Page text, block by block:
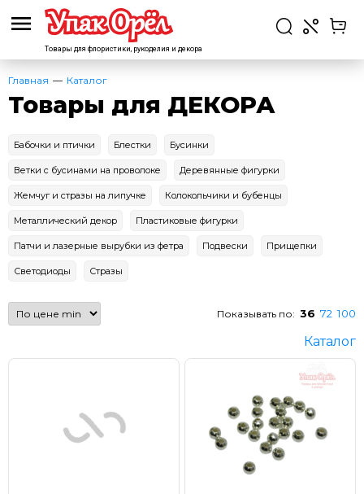
Товары для флористики, рукоделия и декора
Главная Каталог
Товары для ДЕКОРА
Бабочки и птички Блестки Бусинки
Ветки с бусинами на проволоке Деревянные фигурки
Жемчуг и стразы на липучке Колокольчики и бубенцы
Металлический декор Пластиковые фигурки
Патчи и лазерные вырубки из фетра Подвески Прищепки
Светодиоды Стразы
Показывать по: 36 72 100
Каталог